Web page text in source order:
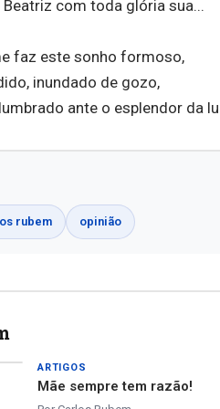
com toda glória sua...
faz este sonho formoso,
inundado de gozo,
ante o esplendor da
rubem opinião
ARTIGOS
Mãe sempre tem razão!